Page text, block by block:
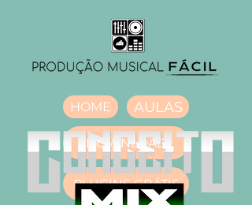
HOME AULAS
DOWNLOAD
PLUGINS GRÁTIS